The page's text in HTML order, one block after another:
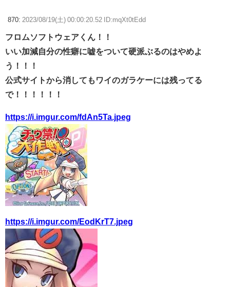
870: 2023/08/19(土) 00:00:20.52 ID:mqXt0tEdd
フロムソフトウェアくん！！
いい加減自分の性癖に嘘をついて硬派ぶるのはやめよ
う！！！
公式サイトから消してもワイのガラケーには残ってる
で！！！！！！
https://i.imgur.com/fdAn5Ta.jpeg
https://i.imgur.com/EodKrT7.jpeg